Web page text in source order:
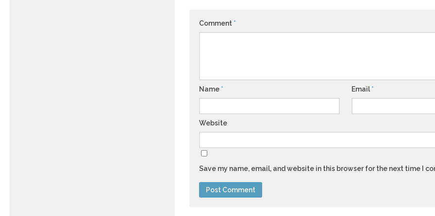
Comment *
Name * Email*
Website
Save my name, email, and website in this browser for the next time I